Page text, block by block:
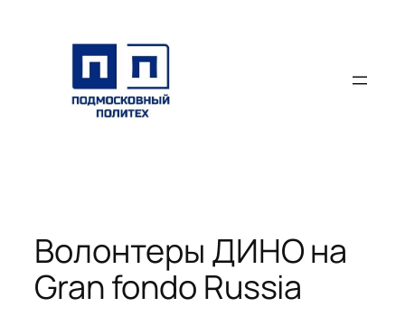
содержимому
Волонтеры ДИНО на
Gran fondo Russia